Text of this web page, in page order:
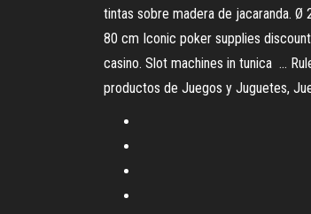
tintas sobre madera de jacaranda. Ø
80 cm Iconic poker supplies
casino. Slot machines in tunica ...
productos de Juegos y Juguetes,